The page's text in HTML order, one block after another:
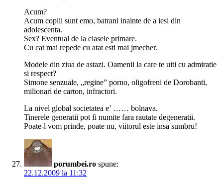
Acum?
Acum copiii sunt emo, batrani inainte de a iesi din
adolescenta.
Sex? Eventual de la clasele primare.
Cu cat mai repede cu atat esti mai jmecher.
Modele din ziua de astazi. Oamenii la care te uiti cu admiratie
si respect?
Simone senzuale, „regine” porno, oligofreni de Dorobanti,
milionari de carton, infractori.
La nivel global societatea e’ …… bolnava.
Tinerele generatii pot fi numite fara rautate degeneratii.
Poate-l vom prinde, poate nu, viitorul este insa sumbru!
porumbei.ro spune:
22.12.2009 la 11:32